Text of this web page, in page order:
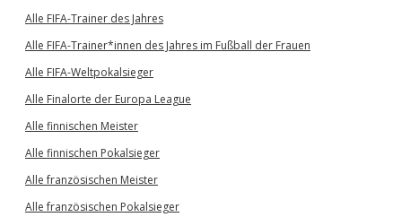
Alle FIFA-Trainer des Jahres
Alle FIFA-Trainer*innen des Jahres im Fußball der Frauen
Alle FIFA-Weltpokalsieger
Alle Finalorte der Europa League
Alle finnischen Meister
Alle finnischen Pokalsieger
Alle französischen Meister
Alle französischen Pokalsieger